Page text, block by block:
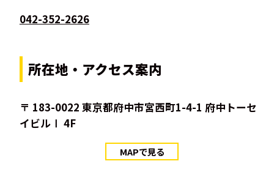
042-352-2626
所在地・アクセス案内
〒 183-0022 東京都府中市宮西町1-4-1 府中トーセ
イビルⅠ 4F
MAPで見る